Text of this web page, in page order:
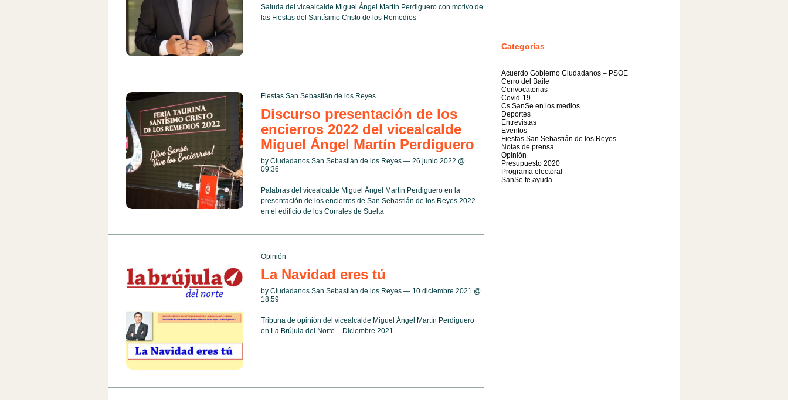
Saluda del vicealcalde Miguel Ángel Martín Perdiguero con motivo de
las Fiestas del Santísimo Cristo de los Remedios
Fiestas San Sebastián de los Reyes
Discurso presentación de los
encierros 2022 del vicealcalde
Miguel Ángel Martín Perdiguero
by Ciudadanos San Sebastián de los Reyes — 26 junio 2022 @
09:36
Palabras del vicealcalde Miguel Ángel Martín Perdiguero en la
presentación de los encierros de San Sebastián de los Reyes 2022
en el edificio de los Corrales de Suelta
Opinión
La Navidad eres tú
by Ciudadanos San Sebastián de los Reyes — 10 diciembre 2021 @
18:59
Tribuna de opinión del vicealcalde Miguel Ángel Martín Perdiguero
en La Brújula del Norte – Diciembre 2021
Categorías
Acuerdo Gobierno Ciudadanos – PSOE
Cerro del Baile
Convocatorias
Covid-19
Cs SanSe en los medios
Deportes
Entrevistas
Eventos
Fiestas San Sebastián de los Reyes
Notas de prensa
Opinión
Presupuesto 2020
Programa electoral
SanSe te ayuda